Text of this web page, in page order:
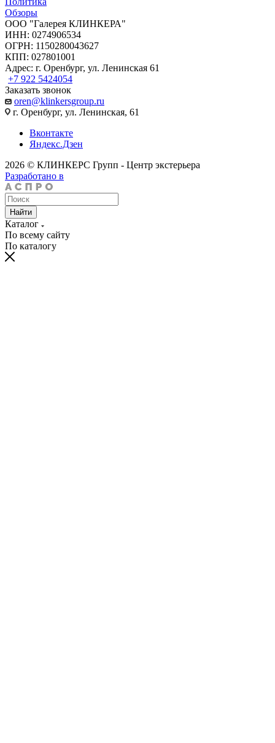
Обзоры
ООО "Галерея КЛИНКЕРА"
ИНН: 0274906534
ОГРН: 1150280043627
КПП: 027801001
Адрес: г. Оренбург, ул. Ленинская 61
+7 922 5424054
Заказать звонок
oren@klinkersgroup.ru
г. Оренбург, ул. Ленинская, 61
Вконтакте
Яндекс.Дзен
2026 © КЛИНКЕРС Групп - Центр экстерьера
Разработано в
Найти
Каталог
По всему сайту
По каталогу